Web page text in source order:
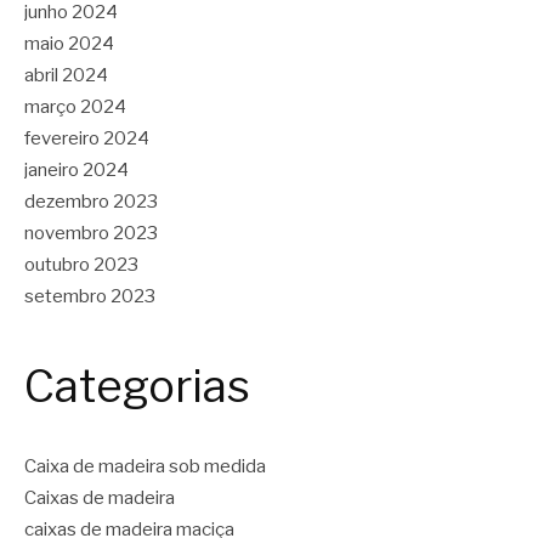
junho 2024
maio 2024
abril 2024
março 2024
fevereiro 2024
janeiro 2024
dezembro 2023
novembro 2023
outubro 2023
setembro 2023
Categorias
Caixa de madeira sob medida
Caixas de madeira
caixas de madeira maciça